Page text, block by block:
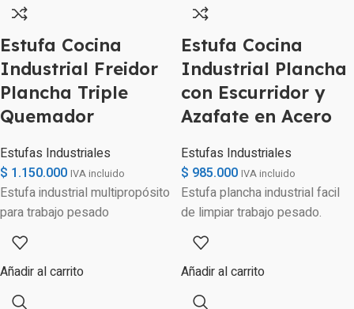
Estufa Cocina
Industrial Freidor
Plancha Triple
Quemador
Estufas Industriales
$ 1.150.000 IVA incluido
Estufa industrial multipropósito
para trabajo pesado
Añadir al carrito
Estufa Cocina
Industrial Plancha
con Escurridor y
Azafate en Acero
Estufas Industriales
$ 985.000 IVA incluido
Estufa plancha industrial facil
de limpiar trabajo pesado.
Añadir al carrito